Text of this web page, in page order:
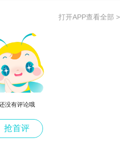
类岗位的考生；
础的考生，一般考生如果
专业是否对口的话，都会
理专业
一共包含四个部分：组织
打开APP查看全部 >
没有评论哦
抢首评